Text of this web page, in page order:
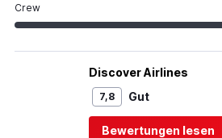
Crew
Discover Airlines
7,8 Gut
Bewertungen lesen